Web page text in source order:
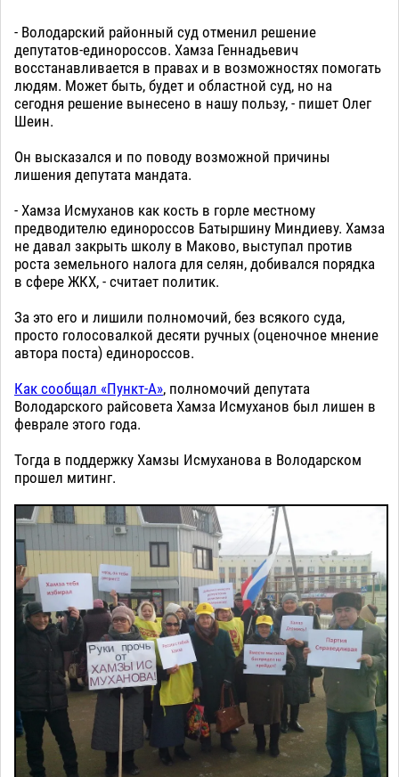
- Володарский районный суд отменил решение
депутатов-единороссов. Хамза Геннадьевич
восстанавливается в правах и в возможностях помогать
людям. Может быть, будет и областной суд, но на
сегодня решение вынесено в нашу пользу, - пишет Олег
Шеин.
Он высказался и по поводу возможной причины
лишения депутата мандата.
- Хамза Исмуханов как кость в горле местному
предводителю единороссов Батыршину Миндиеву. Хамза
не давал закрыть школу в Маково, выступал против
роста земельного налога для селян, добивался порядка
в сфере ЖКХ, - считает политик.
За это его и лишили полномочий, без всякого суда,
просто голосовалкой десяти ручных (оценочное мнение
автора поста) единороссов.
Как сообщал «Пункт-А», полномочий депутата
Володарского райсовета Хамза Исмуханов был лишен в
феврале этого года.
Тогда в поддержку Хамзы Исмуханова в Володарском
прошел митинг.